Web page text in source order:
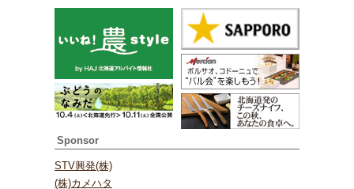
Sponsor
STV興発(株)
(株)カメハタ